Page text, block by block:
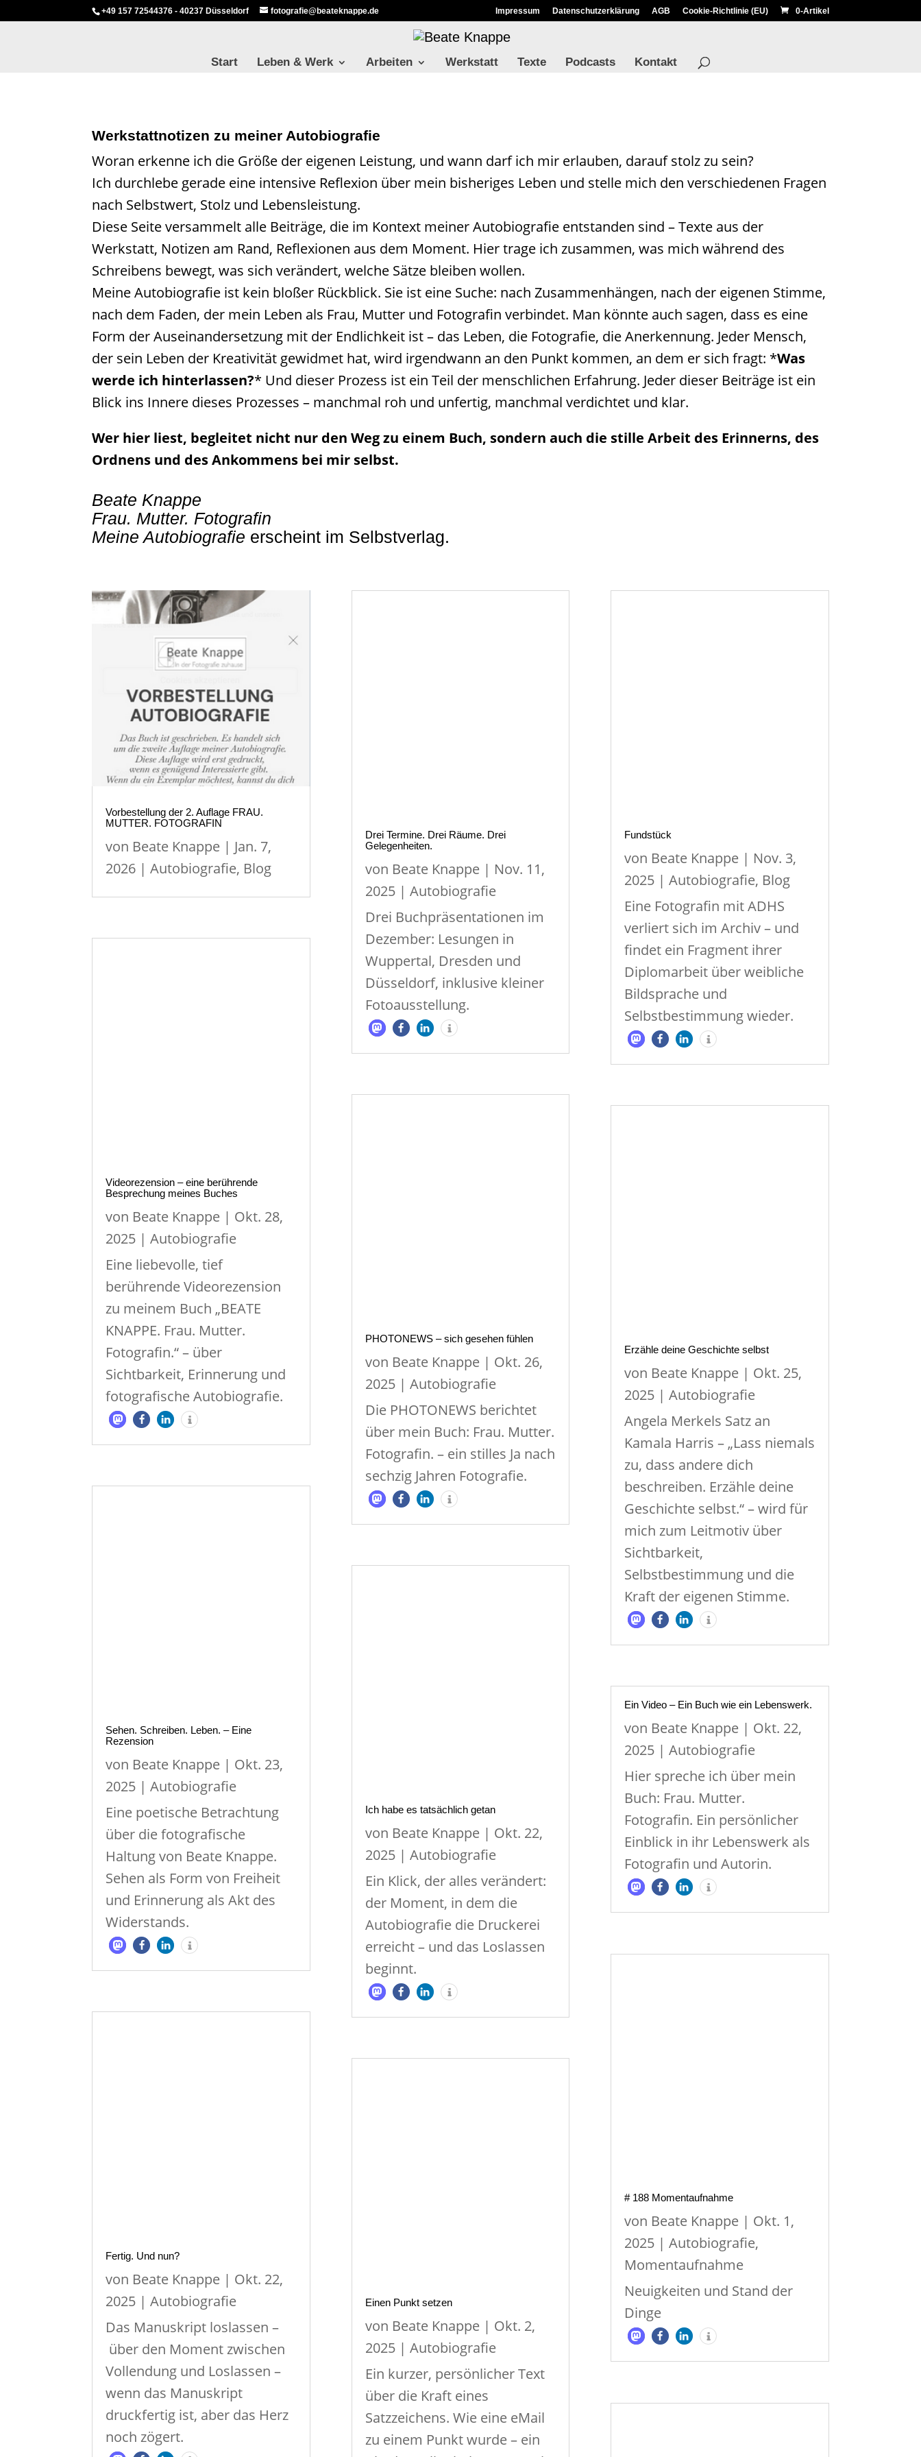
+49 157 72544376 - 40237 Düsseldorf fotografie@beateknappe.de Impressum Datenschutzerklärung AGB Cookie-Richtlinie (EU) 0-Artikel
Start Leben & Werk Arbeiten Werkstatt Texte Podcasts Kontakt
Werkstattnotizen zu meiner Autobiografie
Woran erkenne ich die Größe der eigenen Leistung, und wann darf ich mir erlauben, darauf stolz zu sein?
Ich durchlebe gerade eine intensive Reflexion über mein bisheriges Leben und stelle mich den verschiedenen Fragen
nach Selbstwert, Stolz und Lebensleistung.
Diese Seite versammelt alle Beiträge, die im Kontext meiner Autobiografie entstanden sind – Texte aus der
Werkstatt, Notizen am Rand, Reflexionen aus dem Moment. Hier trage ich zusammen, was mich während des
Schreibens bewegt, was sich verändert, welche Sätze bleiben wollen.
Meine Autobiografie ist kein bloßer Rückblick. Sie ist eine Suche: nach Zusammenhängen, nach der eigenen Stimme,
nach dem Faden, der mein Leben als Frau, Mutter und Fotografin verbindet. Man könnte auch sagen, dass es eine
Form der Auseinandersetzung mit der Endlichkeit ist – das Leben, die Fotografie, die Anerkennung. Jeder Mensch,
der sein Leben der Kreativität gewidmet hat, wird irgendwann an den Punkt kommen, an dem er sich fragt: *Was
werde ich hinterlassen?* Und dieser Prozess ist ein Teil der menschlichen Erfahrung. Jeder dieser Beiträge ist ein
Blick ins Innere dieses Prozesses – manchmal roh und unfertig, manchmal verdichtet und klar.
Wer hier liest, begleitet nicht nur den Weg zu einem Buch, sondern auch die stille Arbeit des Erinnerns, des
Ordnens und des Ankommens bei mir selbst.
Beate Knappe
Frau. Mutter. Fotografin
Meine Autobiografie erscheint im Selbstverlag.
Vorbestellung der 2. Auflage FRAU.
MUTTER. FOTOGRAFIN
von Beate Knappe | Jan. 7,
2026 |Autobiografie, Blog
Videorezension – eine berührende
Besprechung meines Buches
von Beate Knappe | Okt. 28,
2025 |Autobiografie
Eine liebevolle, tief
berührende Videorezension
zu meinem Buch „BEATE
KNAPPE. Frau. Mutter.
Fotografin.“ – über
Sichtbarkeit, Erinnerung und
fotografische Autobiografie.
Sehen. Schreiben. Leben. – Eine
Rezension
von Beate Knappe | Okt. 23,
2025 |Autobiografie
Eine poetische Betrachtung
über die fotografische
Haltung von Beate Knappe.
Sehen als Form von Freiheit
und Erinnerung als Akt des
Widerstands.
Fertig. Und nun?
von Beate Knappe | Okt. 22,
2025 |Autobiografie
Das Manuskript loslassen –
über den Moment zwischen
Vollendung und Loslassen –
wenn das Manuskript
druckfertig ist, aber das Herz
noch zögert.
Drei Termine. Drei Räume. Drei
Gelegenheiten.
von Beate Knappe| Nov. 11,
2025| Autobiografie
Drei Buchpräsentationen im
Dezember: Lesungen in
Wuppertal, Dresden und
Düsseldorf, inklusive kleiner
Fotoausstellung.
PHOTONEWS – sich gesehen fühlen
von Beate Knappe| Okt. 26,
2025| Autobiografie
Die PHOTONEWS berichtet
über mein Buch: Frau. Mutter.
Fotografin. – ein stilles Ja nach
sechzig Jahren Fotografie.
Ich habe es tatsächlich getan
von Beate Knappe| Okt. 22,
2025| Autobiografie
Ein Klick, der alles verändert:
der Moment, in dem die
Autobiografie die Druckerei
erreicht – und das Loslassen
beginnt.
Einen Punkt setzen
von Beate Knappe| Okt. 2,
2025| Autobiografie
Ein kurzer, persönlicher Text
über die Kraft eines
Satzzeichens. Wie eine eMail
zu einem Punkt wurde – ein
Fundstück
von Beate Knappe| Nov. 3,
2025| Autobiografie, Blog
Eine Fotografin mit ADHS
verliert sich im Archiv – und
findet ein Fragment ihrer
Diplomarbeit über weibliche
Bildsprache und
Selbstbestimmung wieder.
Erzähle deine Geschichte selbst
von Beate Knappe| Okt. 25,
2025| Autobiografie
Angela Merkels Satz an
Kamala Harris – „Lass niemals
zu, dass andere dich
beschreiben. Erzähle deine
Geschichte selbst.“ – wird für
mich zum Leitmotiv über
Sichtbarkeit,
Selbstbestimmung und die
Kraft der eigenen Stimme.
Ein Video – Ein Buch wie ein Lebenswerk.
von Beate Knappe| Okt. 22,
2025| Autobiografie
Hier spreche ich über mein
Buch: Frau. Mutter.
Fotografin. Ein persönlicher
Einblick in ihr Lebenswerk als
Fotografin und Autorin.
# 188 Momentaufnahme
von Beate Knappe| Okt. 1,
2025| Autobiografie,
Momentaufnahme
Neuigkeiten und Stand der
Dinge